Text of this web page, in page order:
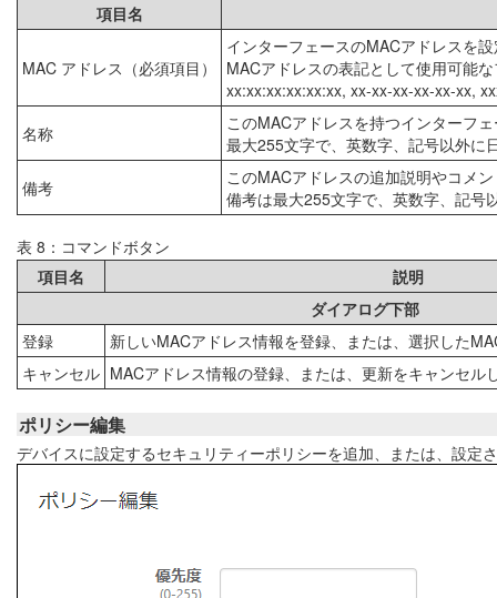
項目名
MAC アドレス（必須項目）
インターフェースのMACアドレスを
MACアドレスの表記として使用可能
xx:xx:xx:xx:xx:xx, xx-xx-xx-xx-xx-xx,
名称
このMACアドレスを持つインターフ
最大255文字で、英数字、記号以外に
備考
このMACアドレスの追加説明やコメ
備考は最大255文字で、英数字、記号
表 8：コマンドボタン
項目名
説明
ダイアログ下部
登録
新しいMACアドレス情報を登録、または、選択した
キャンセル MACアドレス情報の登録、または、更新をキャンセル
ポリシー編集
デバイスに設定するセキュリティーポリシーを追加、または、設定